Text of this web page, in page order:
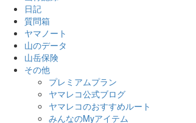
日記
質問箱
ヤマノート
山のデータ
山岳保険
その他
プレミアムプラン
ヤマレコ公式ブログ
ヤマレコのおすすめルート
みんなのMyアイテム